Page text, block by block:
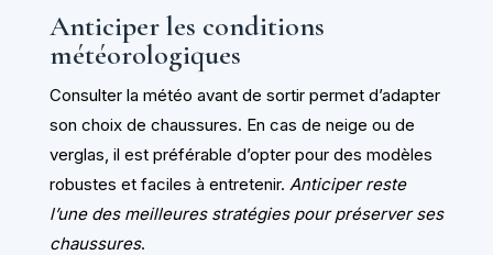
Anticiper les conditions
météorologiques
Consulter la météo avant de sortir permet d’adapter
son choix de chaussures. En cas de neige ou de
verglas, il est préférable d’opter pour des modèles
robustes et faciles à entretenir. Anticiper reste
l’une des meilleures stratégies pour préserver ses
chaussures.